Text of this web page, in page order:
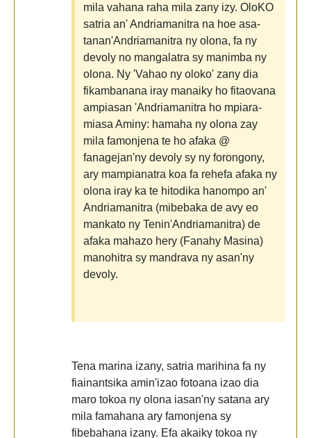
mila vahana raha mila zany izy. OloKO
satria an' Andriamanitra na hoe asa-
tanan'Andriamanitra ny olona, fa ny
devoly no mangalatra sy manimba ny
olona. Ny 'Vahao ny oloko' zany dia
fikambanana iray manaiky ho fitaovana
ampiasan 'Andriamanitra ho mpiara-
miasa Aminy: hamaha ny olona zay
mila famonjena te ho afaka @
fanagejan'ny devoly sy ny forongony,
ary mampianatra koa fa rehefa afaka ny
olona iray ka te hitodika hanompo an'
Andriamanitra (mibebaka de avy eo
mankato ny Tenin'Andriamanitra) de
afaka mahazo hery (Fanahy Masina)
manohitra sy mandrava ny asan'ny
devoly.
Tena marina izany, satria marihina fa ny
fiainantsika amin'izao fotoana izao dia
maro tokoa ny olona iasan'ny satana ary
mila famahana ary famonjena sy
fibebahana izany. Efa akaiky tokoa ny